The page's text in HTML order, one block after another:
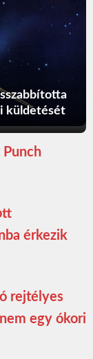
küldetését
érkezik
rejtélyes
egy ókori